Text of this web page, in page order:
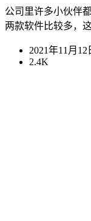
公司里许多小伙伴
两款软件比较多，
2021年11月12
2.4K